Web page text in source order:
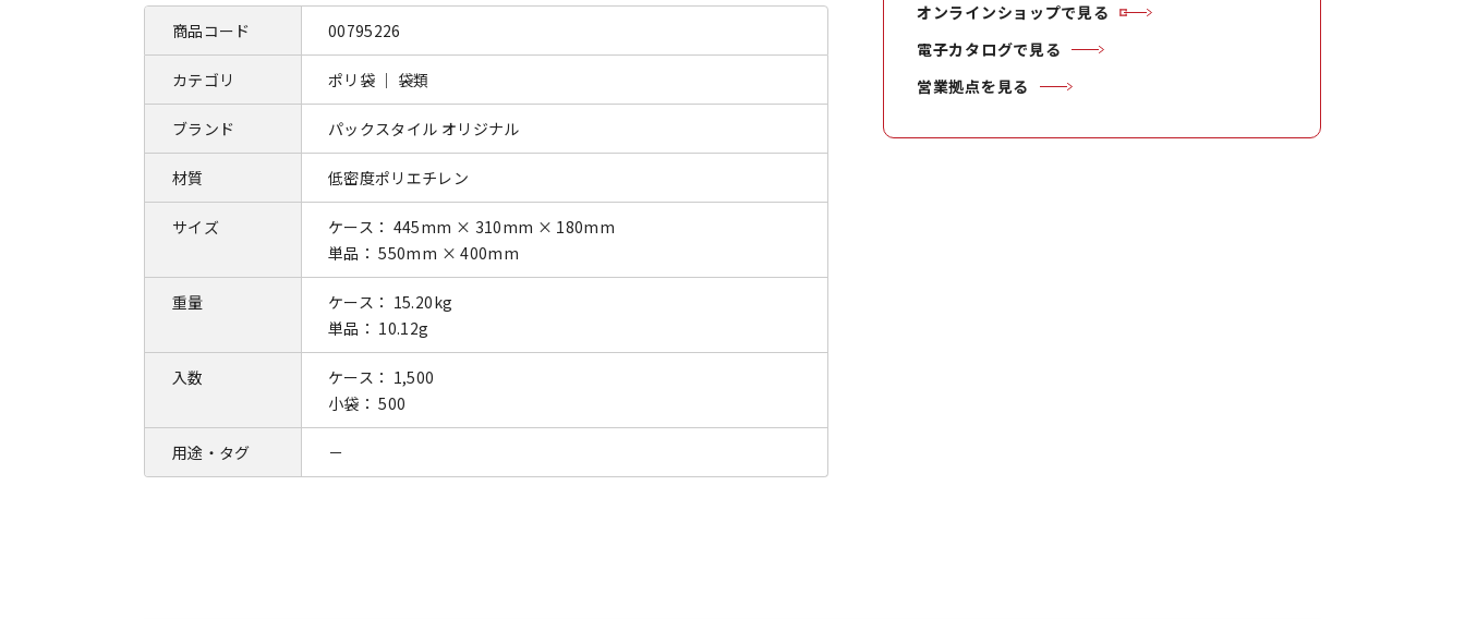
商品コード 00795226
カテゴリ ポリ袋 ｜ 袋類
ブランド パックスタイル オリジナル
材質 低密度ポリエチレン
サイズ
ケース： 445mm × 310mm × 180mm
単品： 550mm × 400mm
重量
ケース： 15.20kg
単品： 10.12g
入数
ケース： 1,500
小袋： 500
用途・タグ －
オンラインショップで見る
電子カタログで見る
営業拠点を見る